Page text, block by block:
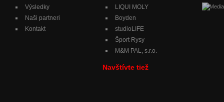
Výsledky
Naši partneri
Kontakt
LIQUI MOLY
Boyden
studioLIFE
Šport Rysy
M&M PAL, s.r.o.
Navštívte tiež